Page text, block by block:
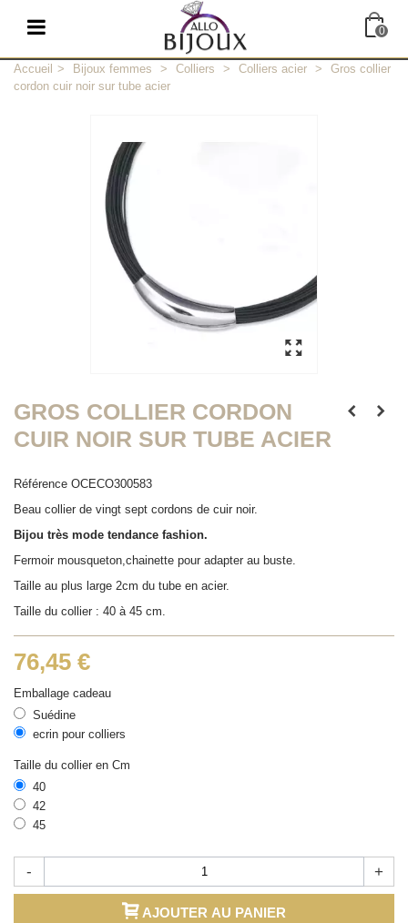
0
Accueil > Bijoux femmes > Colliers > Colliers acier >
Gros collier
cordon cuir noir sur tube acier
GROS COLLIER CORDON
CUIR NOIR SUR TUBE ACIER
Référence OCECO300583
Beau collier de vingt sept cordons de cuir noir.
Bijou très mode tendance fashion.
Fermoir mousqueton,chainette pour adapter au buste.
Taille au plus large 2cm du tube en acier.
Taille du collier : 40 à 45 cm.
76,45 €
Emballage cadeau
Suédine
ecrin pour colliers
Taille du collier en Cm
40
42
45
- +
AJOUTER AU PANIER